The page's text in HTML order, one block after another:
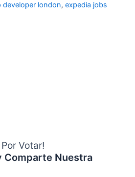
developer london, expedia jobs
Votar!
Comparte Nuestra